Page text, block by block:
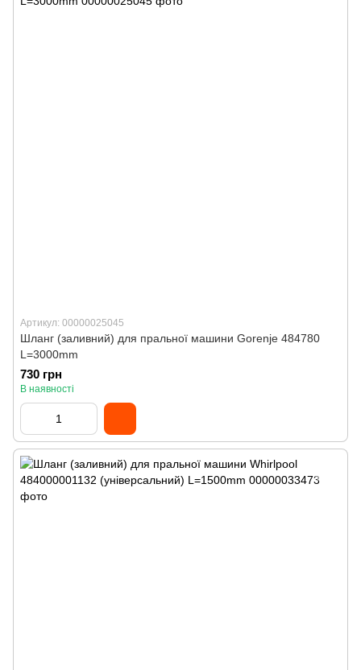
Артикул: 00000025045
Шланг (заливний) для пральної машини Gorenje 484780
L=3000mm
730 грн
В наявності